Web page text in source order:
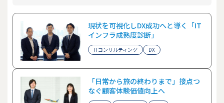
現状を可視化しDX成功へと導く「IT
インフラ成熟度診断」
ITコンサルティング DX
「日常から旅の終わりまで」接点つ
なぐ顧客体験価値向上へ